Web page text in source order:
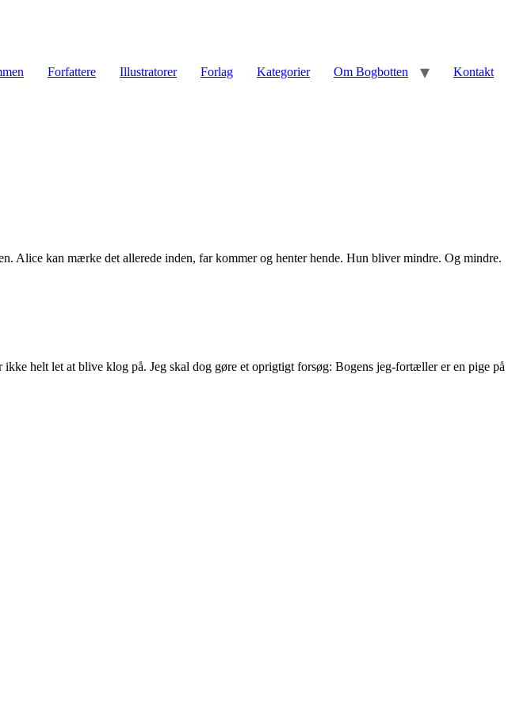
Forfattere Illustratorer Forlag Kategorier Om Bogbotten Kontakt
Alice kan mærke det allerede inden, far kommer og henter hende. Hun bliver mindre. Og mindre.
helt let at blive klog på. Jeg skal dog gøre et oprigtigt forsøg: Bogens jeg-fortæller er en pige på